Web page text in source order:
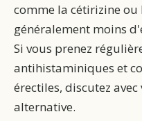
comme la cétirizine
généralement moins
Si vous prenez
antihistaminiques et
érectiles, discutez
alternative.